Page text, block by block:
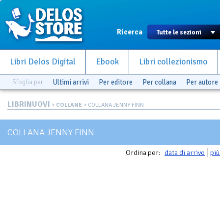
Ricerca
Libri Delos Digital Ebook Libri collezionismo
Sfoglia per Ultimi arrivi Per editore Per collana Per autore
LIBRINUOVI > COLLANE > COLLANA JENNY FINN
COLLANA JENNY FINN
Ordina per: data di arrivo